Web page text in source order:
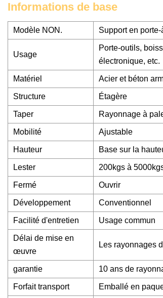
Informations de base
Modèle NON. Support en porte-
Usage
Porte-outils,
électronique, etc.
Matériel Acier et béton
Structure Étagère
Taper Rayonnage à
Mobilité Ajustable
Hauteur Base sur la
Lester 200kgs à
Fermé Ouvrir
Développement Conventionnel
Facilité d'entretien Usage commun
Délai de mise en
œuvre
Les rayonnages
garantie 10 ans de
Forfait transport Emballé en